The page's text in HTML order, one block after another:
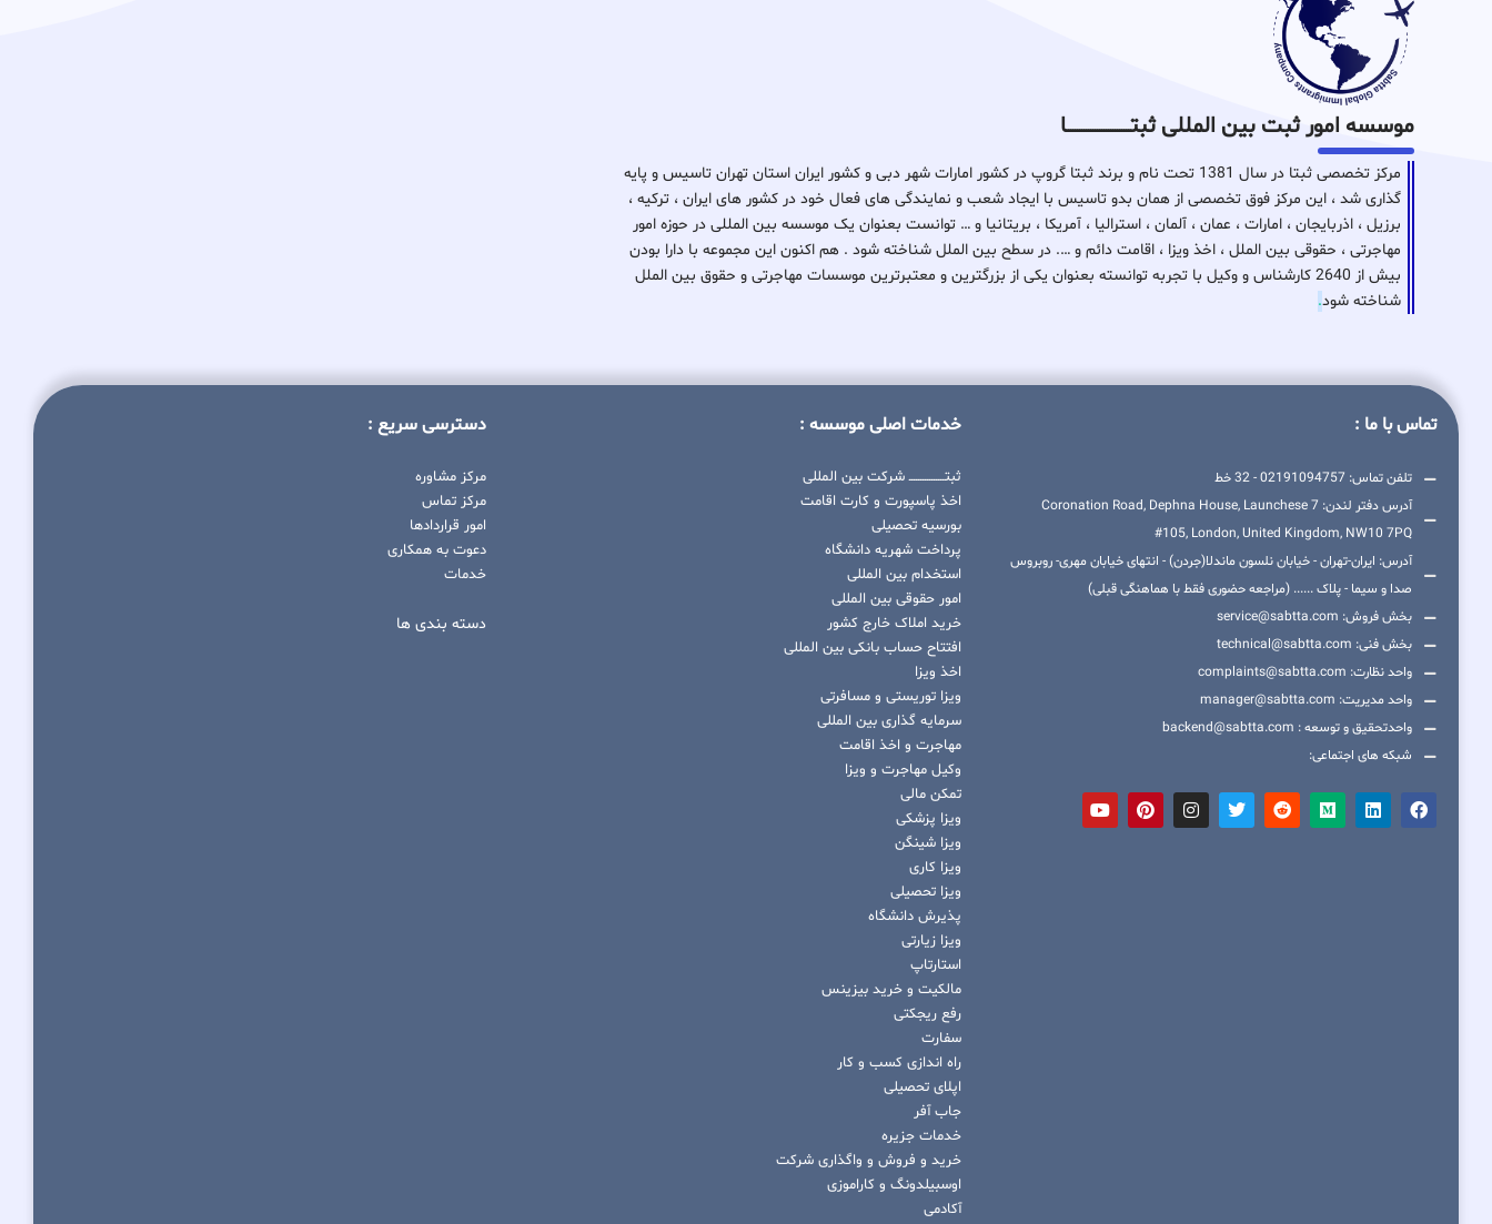
موسسه امور ثبت بین المللی ثبتـــــــــــــــــــــــــــــا
مرکز تخصصی ثبتا در سال 1381 تحت نام و برند ثبتا گروپ در کشور امارات شهر دبی و کشور ایران استان تهران تاسیس و پایه
گذاری شد ، این مرکز فوق تخصصی از همان بدو تاسیس با ایجاد شعب و نمایندگی های فعال خود در کشور های ایران ، ترکیه ،
برزیل ، اذربایجان ، امارات ، عمان ، آلمان ، استرالیا ، آمریکا ، بریتانیا و … توانست بعنوان یک موسسه بین المللی در حوزه امور
مهاجرتی ، حقوقی بین الملل ، اخذ ویزا ، اقامت دائم و …. در سطح بین الملل شناخته شود . هم اکنون این مجموعه با دارا بودن
بیش از 2640 کارشناس و وکیل با تجربه توانسته بعنوان یکی از بزرگترین و معتبرترین موسسات مهاجرتی و حقوق بین الملل
شناخته شود.
تماس با ما :
تلفن تماس: 02191094757 - 32 خط
آدرس دفتر لندن: 7 Coronation Road, Dephna House, Launchese
#105, London, United Kingdom, NW10 7PQ
آدرس: ایران-تهران - خیابان نلسون ماندلا(جردن) - انتهای خیابان مهری- روبروس
صدا و سیما - پلاک ...... (مراجعه حضوری فقط با هماهنگی قبلی)
بخش فروش: service@sabtta.com
بخش فنی: technical@sabtta.com
واحد نظارت: complaints@sabtta.com
واحد مدیریت: manager@sabtta.com
واحدتحقیق و توسعه : backend@sabtta.com
شبکه های اجتماعی:
خدمات اصلی موسسه :
ثبتــــــــــــــــ شرکت بین المللی
اخذ پاسپورت و کارت اقامت
بورسیه تحصیلی
پرداخت شهریه دانشگاه
استخدام بین المللی
امور حقوقی بین المللی
خرید املاک خارج کشور
افتتاح حساب بانکی بین المللی
اخذ ویزا
ویزا توریستی و مسافرتی
سرمایه گذاری بین المللی
مهاجرت و اخذ اقامت
وکیل مهاجرت و ویزا
تمکن مالی
ویزا پزشکی
ویزا شینگن
ویزا کاری
ویزا تحصیلی
پذیرش دانشگاه
ویزا زیارتی
استارتاپ
مالکیت و خرید بیزینس
رفع ریجکتی
سفارت
راه اندازی کسب و کار
اپلای تحصیلی
جاب آفر
خدمات جزیره
خرید و فروش و واگذاری شرکت
اوسبیلدونگ و کاراموزی
آکادمی
دسترسی سریع :
مرکز مشاوره
مرکز تماس
امور قراردادها
دعوت به همکاری
خدمات
دسته بندی ها